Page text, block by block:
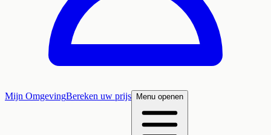
Mijn OmgevingBereken uw prijs Menu openen